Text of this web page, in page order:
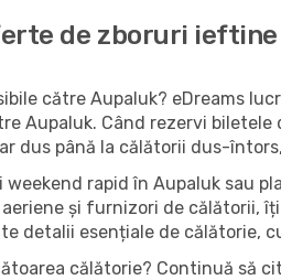
de zboruri
către Aupaluk? eDreams
Aupaluk. Când rezervi
dus până la călătorii dus-
rapid în Aupaluk sau
și furnizori de călătorii,
detalii esențiale de călătorie,
călătorie? Continuă să